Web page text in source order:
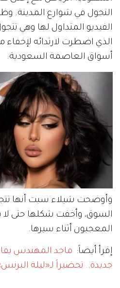
التجول في شوارع المدينة.
الفيديو المتداول لها وهي
الذي اضطرت لارتدائه لإخفاء
أسواق العاصمة السعودية.
وأوضحت شيلاء سبت أنها
السوق، وأخفت شكلها حتى لا
المعجبون أثناء سيرها.
إقرأ أيضاً: ماجد المهندس
جديدة.. تحضيراً لـ«ليلة